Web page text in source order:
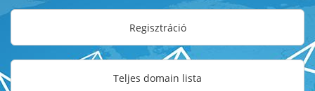
Regisztráció
Teljes domain lista